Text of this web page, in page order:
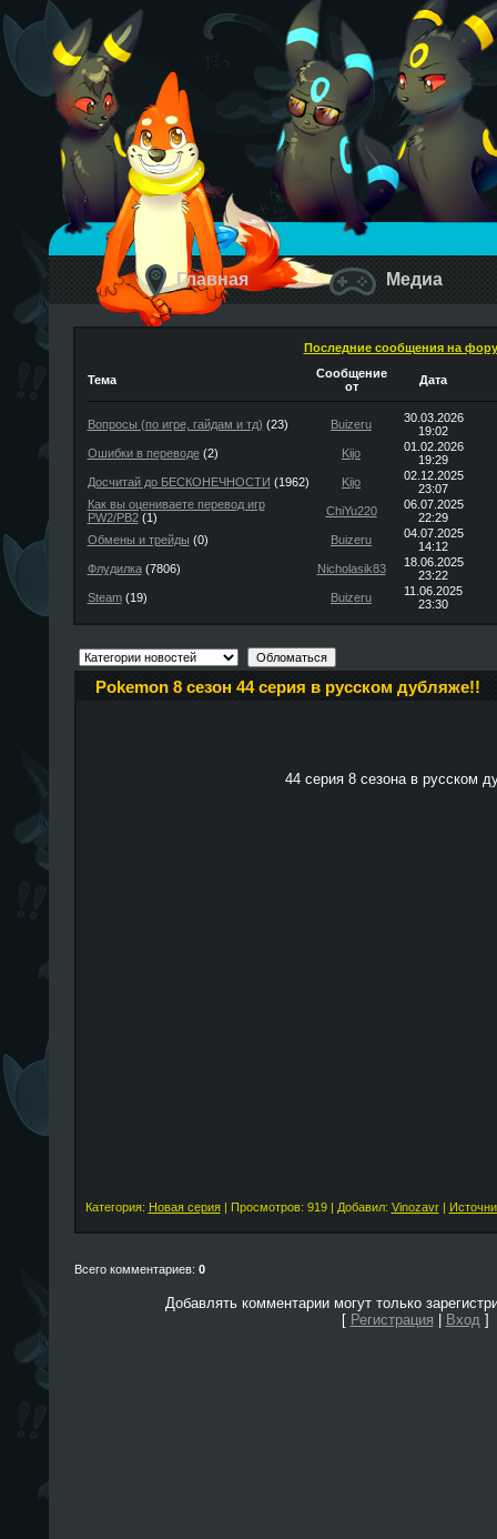
Главная Медиа
Последние сообщения на
Тема
Сообщение
от
Дата
Вопросы (по игре, гайдам и тд) (23) Buizeru
30.03.2026
19:02
Ошибки в переводе(2) Kijo
01.02.2026
19:29
Досчитай до БЕСКОНЕЧНОСТИ (1962) Kijo
02.12.2025
23:07
Как вы оцениваете перевод игр
PW2/PB2(1) ChiYu220
06.07.2025
22:29
Обмены и трейды (0) Buizeru
04.07.2025
14:12
Флудилка(7806) Nicholasik83
18.06.2025
23:22
Steam(19) Buizeru
11.06.2025
23:30
Pokemon 8 сезон 44 серия в русском дубляже!!
44 серия 8 сезона в русском
Категория: Новая серия| Просмотров: 919 | Добавил: Vinozavr|
Всего комментариев: 0
Добавлять комментарии могут только
[ Регистрация | Вход ]